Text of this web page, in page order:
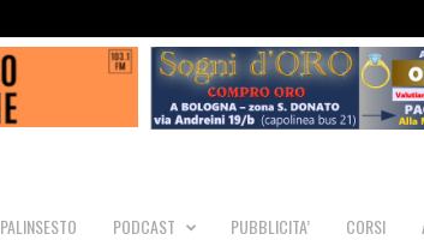
PALINSESTO PODCAST PUBBLICITA’ CORSI